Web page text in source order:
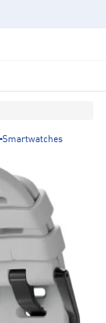
Smartwatches